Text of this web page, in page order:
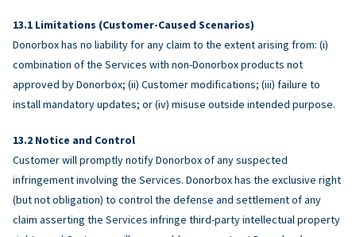
Limitations (Customer-Caused Scenarios)
Donorbox has no liability for any claim to the extent arising from: (i)
combination of the Services with non-Donorbox products not
approved by Donorbox; (ii) Customer modifications; (iii) failure to
install mandatory updates; or (iv) misuse outside intended purpose.
Notice and Control
Customer will promptly notify Donorbox of any suspected
infringement involving the Services. Donorbox has the exclusive right
(but not obligation) to control the defense and settlement of any
claim asserting the Services infringe third-party intellectual property